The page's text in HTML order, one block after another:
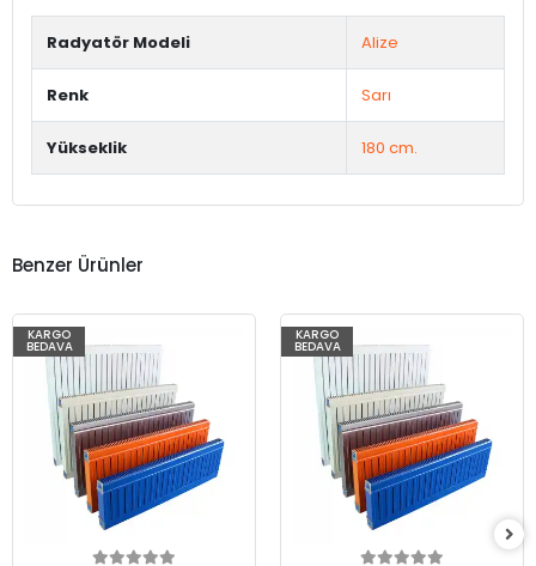
Radyatör Modeli Alize
Renk Sarı
Yükseklik 180 cm.
Benzer Ürünler
KARGO
BEDAVA
KARGO
BEDAVA